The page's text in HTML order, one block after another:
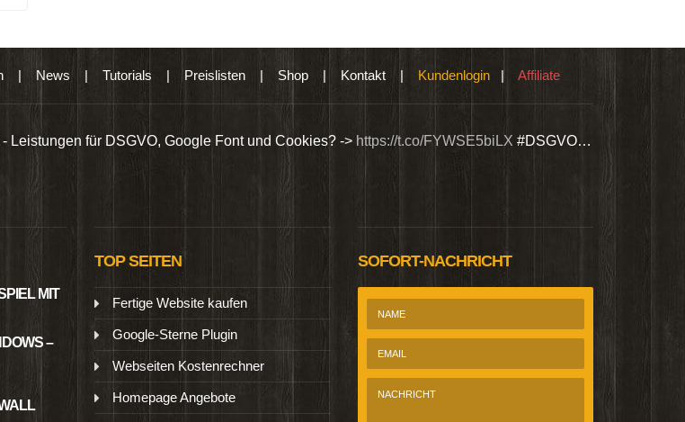
| News | Tutorials | Preislisten| Shop| Kontakt| Kundenlogin| Affiliate
Leistungen für DSGVO, Google Font und Cookies? -> https://t.co/FYWSE5biLX #DSGVO…
MIT
–
TOP SEITEN
Fertige Website kaufen
Google-Sterne Plugin
Webseiten Kostenrechner
Homepage Angebote
SOFORT-NACHRICHT